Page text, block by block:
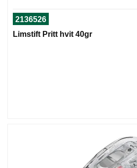
2136526
Limstift Pritt hvit 40gr